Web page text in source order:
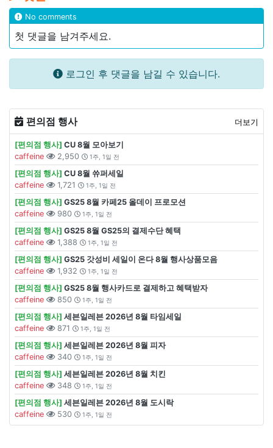
No comments
첫 댓글을 남겨주세요.
로그인 후 댓글을 남길 수 있습니다.
편의점 행사 더보기
[편의점 행사] CU 8월 모아보기
caffeine
2,950 1주, 1일 전
[편의점 행사] CU 8월 쓔퍼세일
caffeine
1,721 1주, 1일 전
[편의점 행사] GS25 8월 카페25 올데이 프로모션
caffeine
980 1주, 1일 전
[편의점 행사] GS25 8월 GS25의 결제수단 혜택
caffeine
1,388 1주, 1일 전
[편의점 행사] GS25 갓성비 세일이 온다 8월 행사상품모음
caffeine
1,932 1주, 1일 전
[편의점 행사] GS25 8월 행사카드로 결제하고 혜택받자
caffeine
850 1주, 1일 전
[편의점 행사] 세븐일레븐 2026년 8월 타임세일
caffeine
871 1주, 1일 전
[편의점 행사] 세븐일레븐 2026년 8월 피자
caffeine
340 1주, 1일 전
[편의점 행사] 세븐일레븐 2026년 8월 치킨
caffeine
348 1주, 1일 전
[편의점 행사] 세븐일레븐 2026년 8월 도시락
caffeine
530 1주, 1일 전